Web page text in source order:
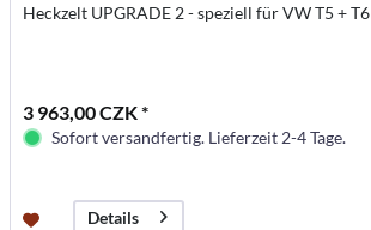
Heckzelt UPGRADE 2 - speziell für VW T5 + T6
3 963,00 CZK *
Sofort versandfertig. Lieferzeit 2-4 Tage.
Details